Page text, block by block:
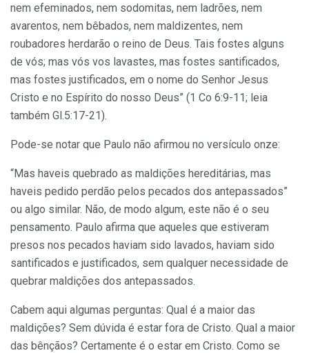
nem efeminados, nem sodomitas, nem ladrões, nem
avarentos, nem bêbados, nem maldizentes, nem
roubadores herdarão o reino de Deus. Tais fostes alguns
de vós; mas vós vos lavastes, mas fostes santificados,
mas fostes justificados, em o nome do Senhor Jesus
Cristo e no Espírito do nosso Deus” (1 Co 6:9-11; leia
também Gl.5:17-21).
Pode-se notar que Paulo não afirmou no versículo onze:
“Mas haveis quebrado as maldições hereditárias, mas
haveis pedido perdão pelos pecados dos antepassados”
ou algo similar. Não, de modo algum, este não é o seu
pensamento. Paulo afirma que aqueles que estiveram
presos nos pecados ha­viam sido lavados, haviam sido
santificados e justificados, sem qualquer necessidade de
quebrar maldições dos antepassados.
Cabem aqui algumas perguntas: Qual é a maior das
maldições? Sem dúvida é estar fora de Cristo. Qual a maior
das bênçãos? Certamente é o estar em Cristo. Como se